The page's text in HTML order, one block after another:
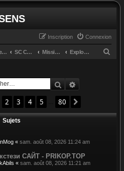
Connexion
Inscription
GameGlass SC Controls by Cosmo Missions Exploration
r
Rechercher
1sur80
2 3 4 5 80
Sujets
« sam. août 08, 2026 11:24 am
САЙТ - PRIKOP.TOP
« sam. août 08, 2026 11:21 am